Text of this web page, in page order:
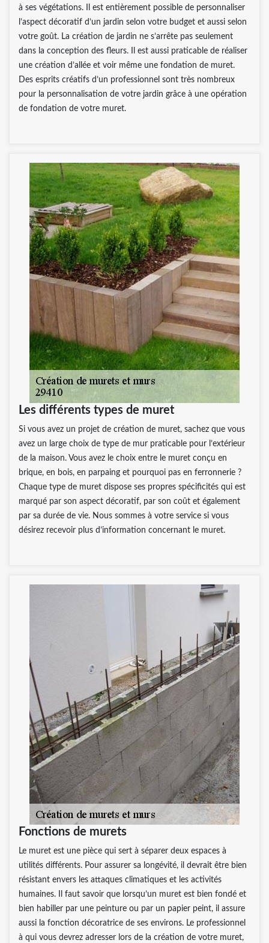
à ses végétations. Il est entièrement possible de personnaliser
l’aspect décoratif d’un jardin selon votre budget et aussi selon
votre goût. La création de jardin ne s’arrête pas seulement
dans la conception des fleurs. Il est aussi praticable de réaliser
une création d’allée et voir même une fondation de muret.
Des esprits créatifs d’un professionnel sont très nombreux
pour la personnalisation de votre jardin grâce à une opération
de fondation de votre muret.
Les différents types de muret
Si vous avez un projet de création de muret, sachez que vous
avez un large choix de type de mur praticable pour l’extérieur
de la maison. Vous avez le choix entre le muret conçu en
brique, en bois, en parpaing et pourquoi pas en ferronnerie ?
Chaque type de muret dispose ses propres spécificités qui est
marqué par son aspect décoratif, par son coût et également
par sa durée de vie. Nous sommes à votre service si vous
désirez recevoir plus d’information concernant le muret.
Fonctions de murets
Le muret est une pièce qui sert à séparer deux espaces à
utilités différents. Pour assurer sa longévité, il devrait être bien
résistant envers les attaques climatiques et les activités
humaines. Il faut savoir que lorsqu’un muret est bien fondé et
bien habiller par une peinture ou par un papier peint, il assure
aussi la fonction décoratrice de ses environs. Le professionnel
à qui vous devrez adresser lors de la création de votre muret,